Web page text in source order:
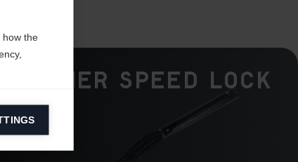
Fischer Speed Lock
how the
on